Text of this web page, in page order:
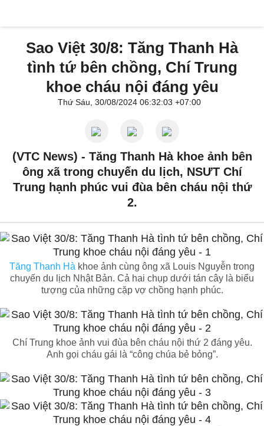
Sao Việt 30/8: Tăng Thanh Hà
tình tứ bên chồng, Chí Trung
khoe cháu nội đáng yêu
Thứ Sáu, 30/08/2024 06:32:03 +07:00
(VTC News) - Tăng Thanh Hà khoe ảnh bên
ông xã trong chuyến du lịch, NSƯT Chí
Trung hạnh phúc vui đùa bên cháu nội thứ
2.
Tăng Thanh Hà khoe ảnh cùng ông xã Louis Nguyễn trong
chuyến du lịch Nhật Bản. Cả hai chụp dưới tán cây là biểu
tượng của những cặp vợ chồng hạnh phúc.
Chí Trung khoe ảnh vui đùa bên cháu nội thứ 2 đáng yêu.
Anh gọi cháu gái là “công chúa bẻ bỏng”.